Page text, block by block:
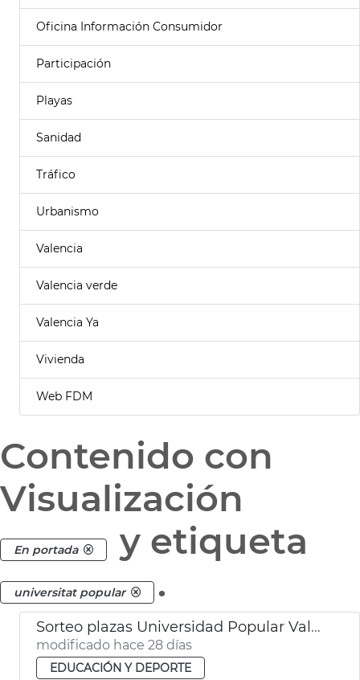
Oficina Información Consumidor
Participación
Playas
Sanidad
Tráfico
Urbanismo
Valencia
Valencia verde
Valencia Ya
Vivienda
Web FDM
Contenido con
Visualización
En portada y etiqueta
universitat popular .
Sorteo plazas Universidad Popular València
modificado hace 28 días
EDUCACIÓN Y DEPORTE